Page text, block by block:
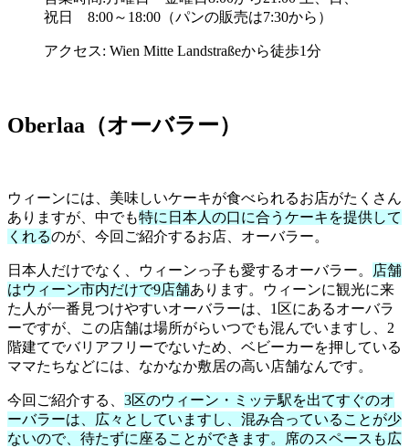
祝日 8:00～18:00（パンの販売は7:30から）
アクセス: Wien Mitte Landstraßeから徒歩1分
Oberlaa（オーバラー）
ウィーンには、美味しいケーキが食べられるお店がたくさん
ありますが、中でも特に日本人の口に合うケーキを提供して
くれるのが、今回ご紹介するお店、オーバラー。
日本人だけでなく、ウィーンっ子も愛するオーバラー。
店舗
はウィーン市内だけで9店舗あります。ウィーンに観光に来
た人が一番見つけやすいオーバラーは、1区にあるオーバラ
ーですが、この店舗は場所がらいつでも混んでいますし、2
階建てでバリアフリーでないため、ベビーカーを押している
ママたちなどには、なかなか敷居の高い店舗なんです。
今回ご紹介する、 3区のウィーン・ミッテ駅を出てすぐのオ
ーバラーは、広々としていますし、混み合っていることが少
ないので、待たずに座ることができます。席のスペースも広